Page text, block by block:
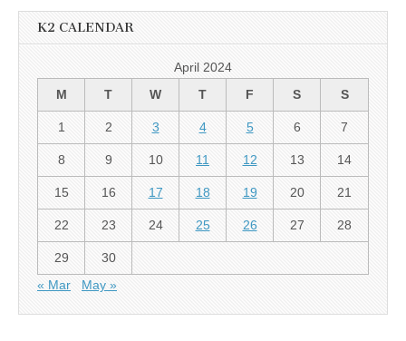
K2 CALENDAR
April 2024
M
T W T F S S
1 2 3 4 5 6 7
8 9 10 11 12 13 14
15 16 17 18 19 20 21
22 23 24 25 26 27 28
29
30
« Mar
May »